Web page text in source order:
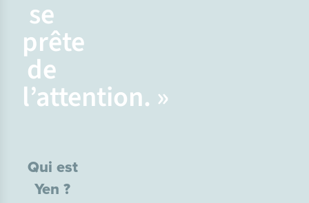
se
prête
de
l’attention. »
Qui est
Yen ?